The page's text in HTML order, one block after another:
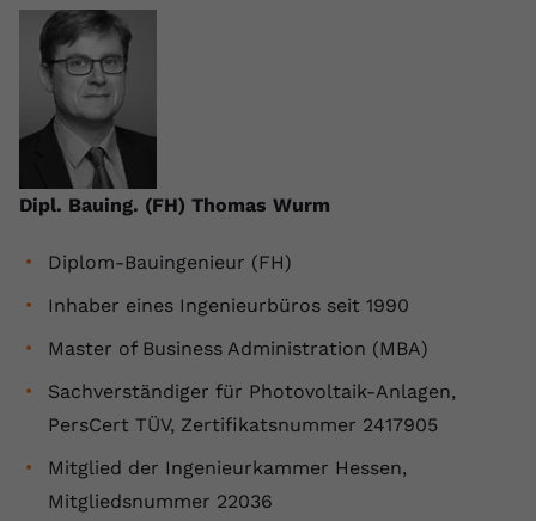
Dipl. Bauing. (FH) Thomas Wurm
Diplom-Bauingenieur (FH)
Inhaber eines Ingenieurbüros seit 1990
Master of Business Administration (MBA)
Sachverständiger für Photovoltaik-Anlagen,
PersCert TÜV, Zertifikatsnummer 2417905
Mitglied der Ingenieurkammer Hessen,
Mitgliedsnummer 22036
Anbieter
Laufzeit
Zweck
gesehen hat.
Name yt.innertube::nextId
Anbieter Youtube.com
Laufzeit Session
Zweck
registriert eine eindeutige ID, um
Daten darüber zu speichern, welche